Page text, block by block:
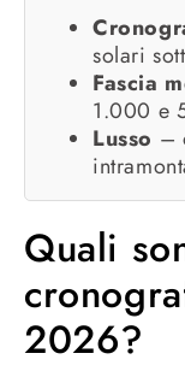
solari
Fascia
1.000 e
Lusso –
Quali
2026?